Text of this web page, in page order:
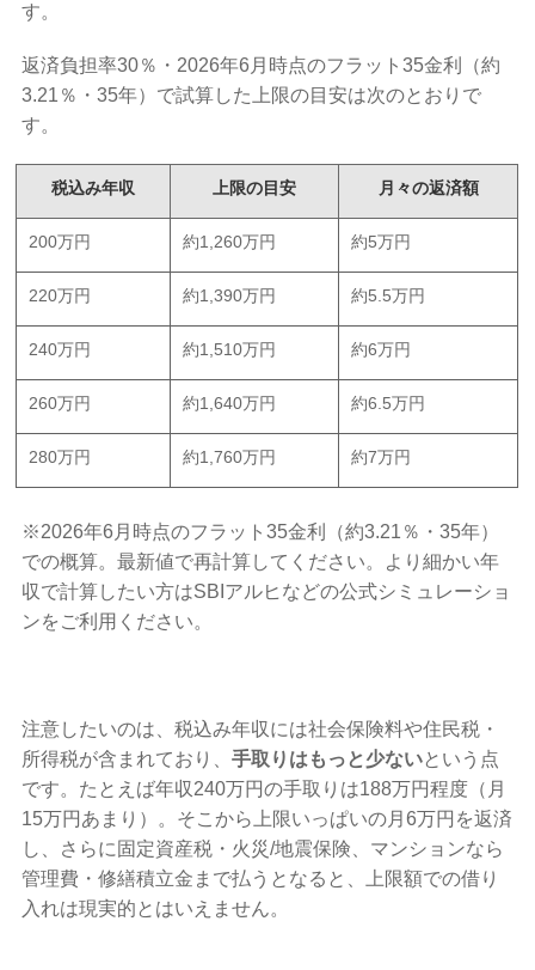
す。
返済負担率30％・2026年6月時点のフラット35金利（約
3.21％・35年）で試算した上限の目安は次のとおりで
す。
税込み年収 上限の目安 月々の返済額
200万円 約1,260万円 約5万円
220万円 約1,390万円 約5.5万円
240万円 約1,510万円 約6万円
260万円 約1,640万円 約6.5万円
280万円 約1,760万円 約7万円
※2026年6月時点のフラット35金利（約3.21％・35年）
での概算。最新値で再計算してください。より細かい年
収で計算したい方はSBIアルヒなどの公式シミュレーショ
ンをご利用ください。
注意したいのは、税込み年収には社会保険料や住民税・
所得税が含まれており、手取りはもっと少ないという点
です。たとえば年収240万円の手取りは188万円程度（月
15万円あまり）。そこから上限いっぱいの月6万円を返済
し、さらに固定資産税・火災/地震保険、マンションなら
管理費・修繕積立金まで払うとなると、上限額での借り
入れは現実的とはいえません。